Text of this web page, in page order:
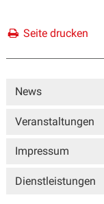
Seite drucken
Sidebar
News
Veranstaltungen
Impressum
Dienstleistungen